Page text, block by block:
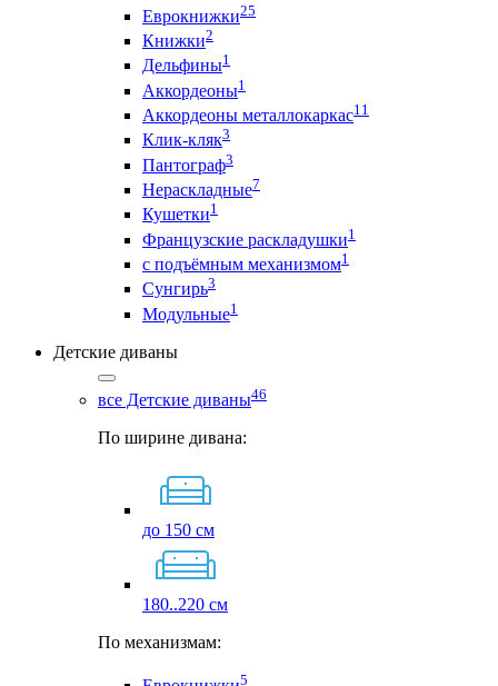
Еврокнижки25
Книжки2
Дельфины1
Аккордеоны1
Аккордеоны металлокаркас11
Клик-кляк3
Пантограф3
Нераскладные7
Кушетки1
Французские раскладушки1
с подъёмным механизмом1
Сунгирь3
Модульные1
Детские диваны
все Детские диваны46
По ширине дивана:
до 150 см
180..220 см
По механизмам:
5